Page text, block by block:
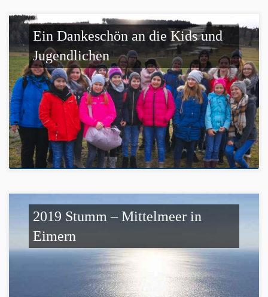
Ein Dankeschön an die Kids und
Jugendlichen
2019 Stumm – Mittelmeer in
Eimern